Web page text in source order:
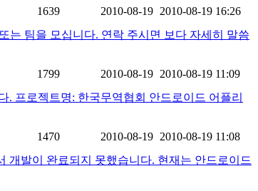
1639 2010-08-19 2010-08-19 16:26
는 팀을 모십니다. 연락 주시면 보다 자세히 말씀
1799 2010-08-19 2010-08-19 11:09
프로젝트명: 한국무역협회 안드로이드 어플리
1470 2010-08-19 2010-08-19 11:08
개발이 완료되지 못했습니다. 현재는 안드로이드